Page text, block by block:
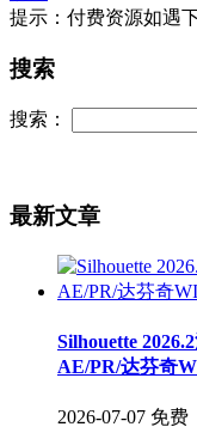
提示：付费资源如遇
搜索
搜索：
最新文章
Silhouette
AE/PR/达芬奇
2026-07-07 免费